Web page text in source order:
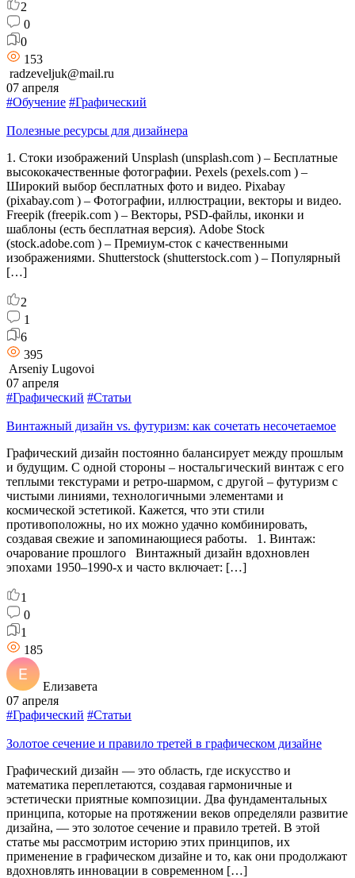
2
0
0
153
radzeveljuk@mail.ru
07 апреля
#Обучение #Графический
Полезные ресурсы для дизайнера
1. Стоки изображений Unsplash (unsplash.com ) – Бесплатные
высококачественные фотографии. Pexels (pexels.com ) –
Широкий выбор бесплатных фото и видео. Pixabay
(pixabay.com ) – Фотографии, иллюстрации, векторы и видео.
Freepik (freepik.com ) – Векторы, PSD-файлы, иконки и
шаблоны (есть бесплатная версия). Adobe Stock
(stock.adobe.com ) – Премиум-сток с качественными
изображениями. Shutterstock (shutterstock.com ) – Популярный
[…]
2
1
6
395
Arseniy Lugovoi
07 апреля
#Графический #Статьи
Винтажный дизайн vs. футуризм: как сочетать несочетаемое
Графический дизайн постоянно балансирует между прошлым
и будущим. С одной стороны – ностальгический винтаж с его
теплыми текстурами и ретро-шармом, с другой – футуризм с
чистыми линиями, технологичными элементами и
космической эстетикой. Кажется, что эти стили
противоположны, но их можно удачно комбинировать,
создавая свежие и запоминающиеся работы. 1. Винтаж:
очарование прошлого Винтажный дизайн вдохновлен
эпохами 1950–1990-х и часто включает: […]
1
0
1
185
Елизавета
07 апреля
#Графический #Статьи
Золотое сечение и правило третей в графическом дизайне
Графический дизайн — это область, где искусство и
математика переплетаются, создавая гармоничные и
эстетически приятные композиции. Два фундаментальных
принципа, которые на протяжении веков определяли развитие
дизайна, — это золотое сечение и правило третей. В этой
статье мы рассмотрим историю этих принципов, их
применение в графическом дизайне и то, как они продолжают
вдохновлять инновации в современном […]